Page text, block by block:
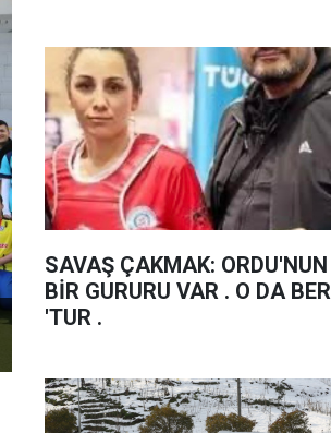
SAVAŞ ÇAKMAK: ORDU'NUN TEK
BİR GURURU VAR . O DA
'TUR .